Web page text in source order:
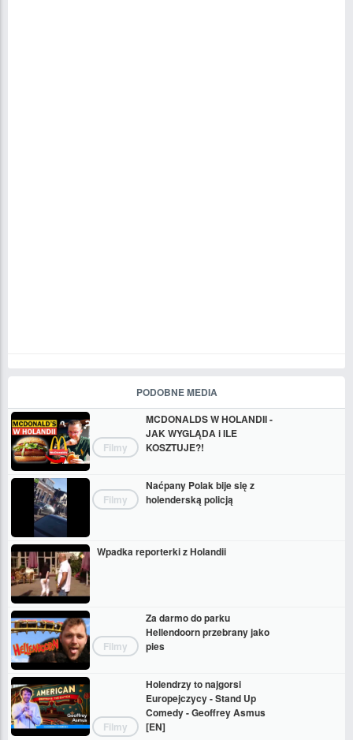
PODOBNE MEDIA
Filmy
MCDONALDS W HOLANDII -
JAK WYGLĄDA i ILE
KOSZTUJE?!
Filmy
Naćpany Polak bije się z
holenderską policją
Wpadka reporterki z Holandii
Filmy
Za darmo do parku
Hellendoorn przebrany jako
pies
Filmy
Holendrzy to najgorsi
Europejczycy - Stand Up
Comedy - Geoffrey Asmus
[EN]